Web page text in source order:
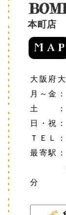
本町店
大阪府
月～金
土 ：
日・祝
ＴＥＬ
最寄駅
堺筋
分